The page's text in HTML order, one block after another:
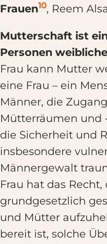
Frauen10, Reem
Mutterschaft ist
Personen
Frau kann Mutter
eine Frau – ein
Männer, die
Mütterräumen und
die Sicherheit und
insbesondere
Männergewalt
Frau hat das
grundgesetzlich
und Mütter
bereit ist, solche